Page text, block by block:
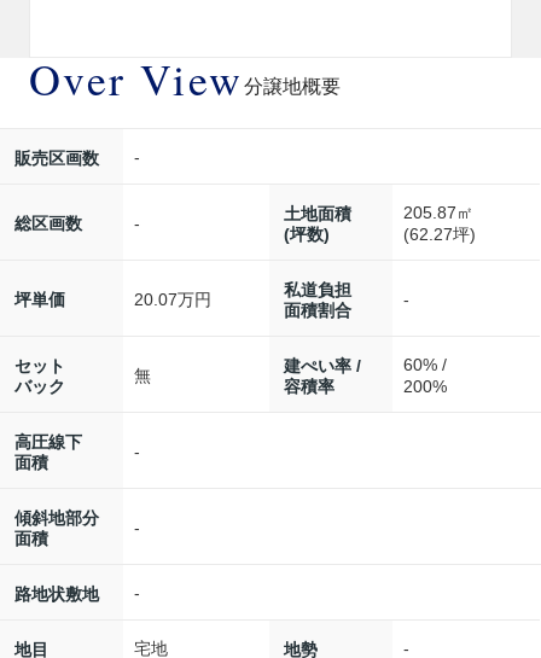
Over View 分譲地概要
販売区画数 -
総区画数 -
土地面積
(坪数)
205.87㎡
(62.27坪)
坪単価 20.07万円
私道負担
面積割合
-
セット
バック
無
建ぺい率 /
容積率
60% /
200%
高圧線下
面積
-
傾斜地部分
面積
-
路地状敷地 -
地目 宅地 地勢 -